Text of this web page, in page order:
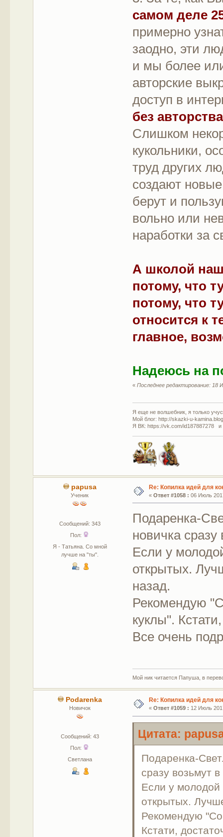
самом деле
примерно
заодно, эти
и мы более
авторские
доступ в
без
Слишком
кукольники,
труд других
создают
берут и
вольно или
наработки за
А школой наш
потому, что
потому, что
относится к
главное,
Надеюсь на
«Последнее редактирование: 18
Я еще не волшебник, я только
Мой блог: http://skazki-u-
Я ВК: https://vk.com/id187887278 и
papusa
Ученик
Сообщений: 343
Пол:
Я - Татьяна. Со мной
лучше на "ты".
Re: Копилка идей для
« Ответ #1058 : 06 Июль
Подаренка-
новичка
Если у
открытых.
назад.
Рекомендую
куклы".
Все очень
Мой ник читается Папуша, в
Podarenka
Новичок
Сообщений: 43
Пол:
Светлана
Re: Копилка идей для
« Ответ #1059 : 12 Июль
Цитата:
Подаренка-
сразу возьмут
Если у
открытых.
Рекомендую
Кстати,